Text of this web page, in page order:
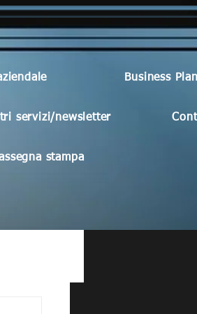
Business
servizi/newsletter
stampa